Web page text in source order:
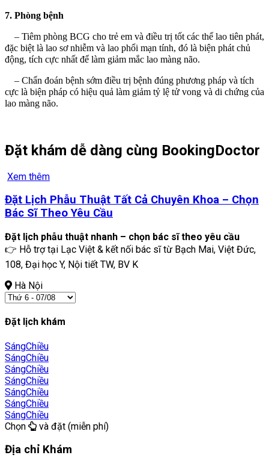
7. Phòng bệnh
– Tiêm phòng BCG cho trẻ em và điều trị tốt các thể lao tiên phát,
đặc biệt là lao sơ nhiễm và lao phổi mạn tính, đó là biện phát chủ
động, tích cực nhất để làm giảm mắc lao màng não.
– Chẩn đoán bệnh sớm điều trị bệnh đúng phương pháp và tích
cực là biện pháp có hiệu quả làm giảm tỷ lệ tử vong và di chứng của
lao màng não.
Đặt khám dễ dàng cùng BookingDoctor
Xem thêm
Đặt Lịch Phẫu Thuật Tất Cả Chuyên Khoa – Chọn
Bác Sĩ Theo Yêu Cầu
Đặt lịch phẫu thuật nhanh – chọn bác sĩ theo yêu cầu
👉 Hỗ trợ tại Lạc Việt & kết nối bác sĩ từ Bạch Mai, Việt Đức,
108, Đại học Y, Nội tiết TW, BV K
Hà Nội
Đặt lịch khám
SángChiều
SángChiều
SángChiều
SángChiều
SángChiều
SángChiều
SángChiều
Chọn
và đặt (miễn phí)
Địa chỉ Khám